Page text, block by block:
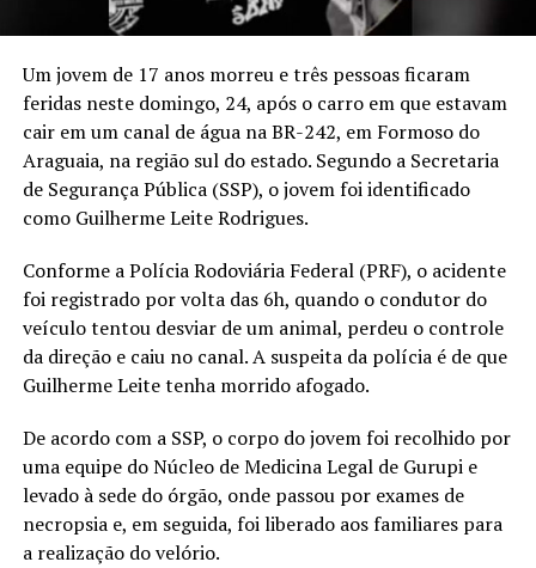
Um jovem de 17 anos morreu e três pessoas ficaram
feridas neste domingo, 24, após o carro em que estavam
cair em um canal de água na BR-242, em Formoso do
Araguaia, na região sul do estado. Segundo a Secretaria
de Segurança Pública (SSP), o jovem foi identificado
como Guilherme Leite Rodrigues.
Conforme a Polícia Rodoviária Federal (PRF), o acidente
foi registrado por volta das 6h, quando o condutor do
veículo tentou desviar de um animal, perdeu o controle
da direção e caiu no canal. A suspeita da polícia é de que
Guilherme Leite tenha morrido afogado.
De acordo com a SSP, o corpo do jovem foi recolhido por
uma equipe do Núcleo de Medicina Legal de Gurupi e
levado à sede do órgão, onde passou por exames de
necropsia e, em seguida, foi liberado aos familiares para
a realização do velório.